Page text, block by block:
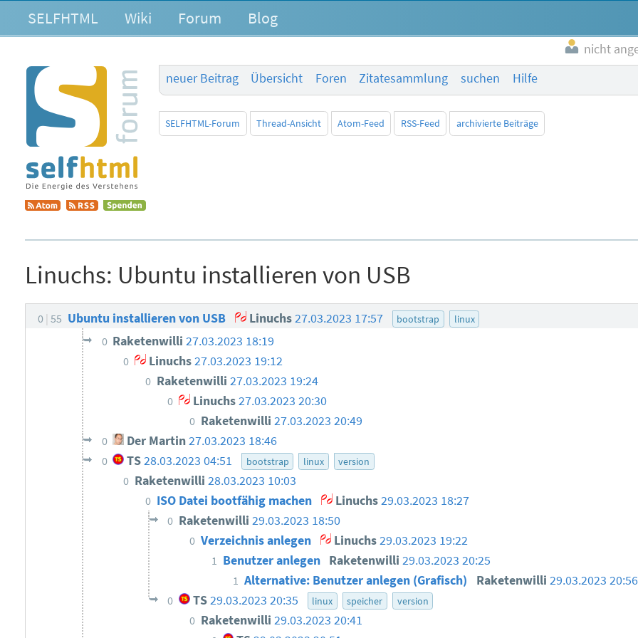
SELFHTML Wiki Forum Blog
nicht
neuer Beitrag
Übersicht Foren Zitatesammlung suchen Hilfe
SELFHTML-Forum Thread-Ansicht Atom-Feed RSS-Feed archivierte Beiträge
Linuchs: Ubuntu installieren von USB
0 55 Ubuntu installieren von USB Linuchs27.03.2023 17:57 bootstrap linux
0 Raketenwilli27.03.2023 18:19
0 Linuchs27.03.2023 19:12
0 Raketenwilli27.03.2023 19:24
0 Linuchs27.03.2023 20:30
0 Raketenwilli 27.03.2023 20:49
0 Der Martin27.03.2023 18:46
0 TS28.03.2023 04:51 bootstrap linux version
0 Raketenwilli28.03.2023 10:03
0 ISO Datei bootfähig machen Linuchs29.03.2023 18:27
0 Raketenwilli 29.03.2023 18:50
0 Verzeichnis anlegen Linuchs29.03.2023 19:22
1 Benutzer anlegen Raketenwilli29.03.2023 20:25
1 Alternative: Benutzer anlegen (Grafisch) Raketenwilli29.03.2023 20:56
0 TS29.03.2023 20:35 linux speicher version
0 Raketenwilli 29.03.2023 20:41